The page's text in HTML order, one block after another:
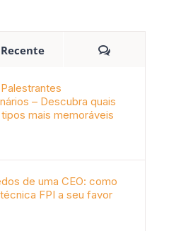
Recente
– Descubra quais
mais memoráveis
de uma CEO: como
FPI a seu favor